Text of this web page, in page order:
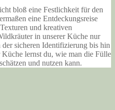
bloß eine Festlichkeit für den
eine Entdeckungsreise
und kreativen
in unserer Küche nur
sicheren Identifizierung bis hin
lernst du, wie man die Fülle
und nutzen kann.